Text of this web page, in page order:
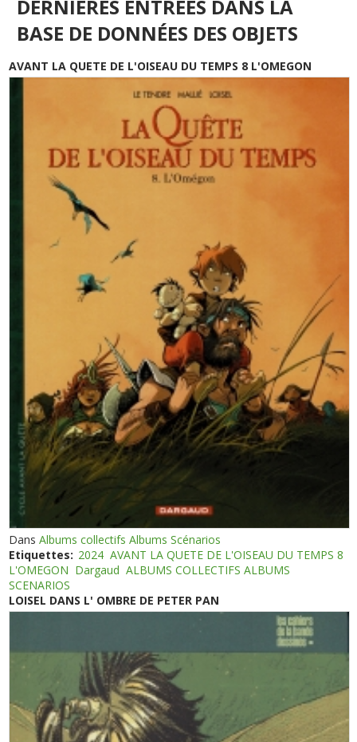
DERNIÈRES ENTRÉES DANS LA
BASE DE DONNÉES DES OBJETS
AVANT LA QUETE DE L'OISEAU DU TEMPS 8 L'OMEGON
DansAlbums collectifs Albums Scénarios
Etiquettes: 2024 AVANT LA QUETE DE L'OISEAU DU TEMPS 8
L'OMEGON Dargaud ALBUMS COLLECTIFS ALBUMS
SCENARIOS
LOISEL DANS L' OMBRE DE PETER PAN